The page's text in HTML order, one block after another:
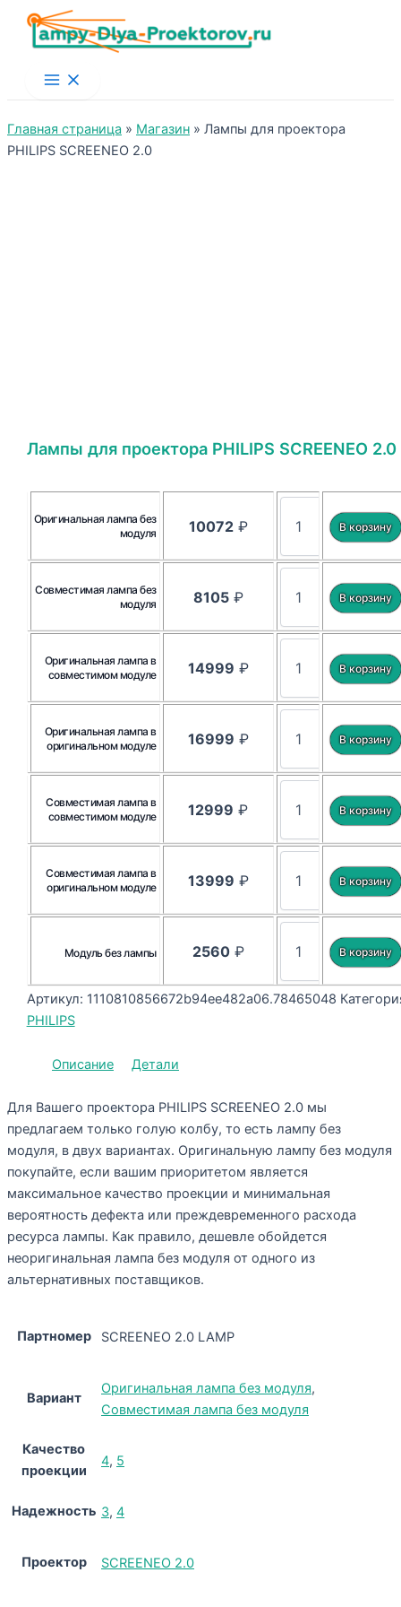
Main
Menu
Главная страница » Магазин » Лампы для проектора
PHILIPS SCREENEO 2.0
Лампы для проектора PHILIPS SCREENEO 2.0
Оригинальная лампа без
модуля
10072₽
Совместимая лампа без
модуля
8105₽
Оригинальная лампа в
совместимом модуле
14999 ₽
Оригинальная лампа в
оригинальном модуле
16999 ₽
Совместимая лампа в
совместимом модуле
12999 ₽
Совместимая лампа в
оригинальном модуле
13999 ₽
Модуль без лампы 2560₽
Артикул: 1110810856672b94ee482a06.78465048
PHILIPS
Описание Детали
Для Вашего проектора PHILIPS SCREENEO 2.0 мы
предлагаем только голую колбу, то есть лампу без
модуля, в двух вариантах. Оригинальную лампу без модуля
покупайте, если вашим приоритетом является
максимальное качество проекции и минимальная
вероятность дефекта или преждевременного расхода
ресурса лампы. Как правило, дешевле обойдется
неоригинальная лампа без модуля от одного из
альтернативных поставщиков.
Партномер SCREENEO 2.0 LAMP
Вариант
Оригинальная лампа без модуля,
Совместимая лампа без модуля
Качество
проекции
4, 5
Надежность 3, 4
Проектор SCREENEO 2.0